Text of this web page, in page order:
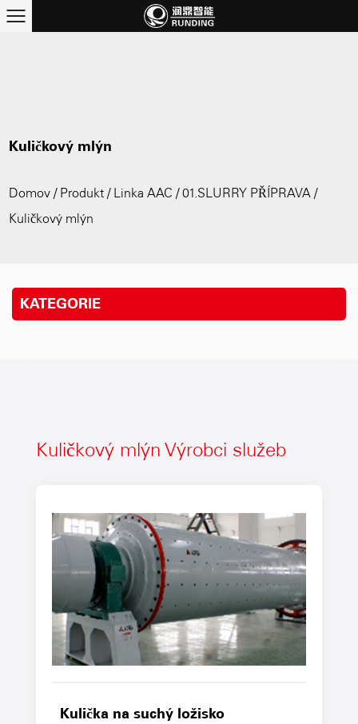
Kuličkový mlýn
Domov / Produkt / Linka AAC /01.SLURRY PŘÍPRAVA /
Kuličkový mlýn
KATEGORIE
Kuličkový mlýn Výrobci služeb
Kulička na suchý ložisko